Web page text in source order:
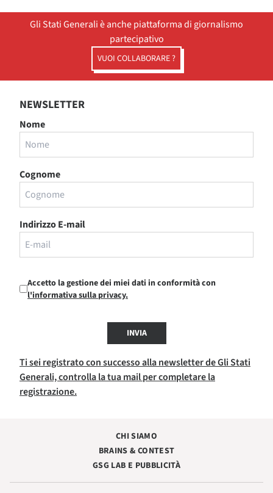
Gli Stati Generali è anche piattaforma di giornalismo
partecipativo
VUOI COLLABORARE ?
NEWSLETTER
Nome
Cognome
Indirizzo E-mail
Accetto la gestione dei miei dati in conformità con
l'informativa sulla privacy.
INVIA
Ti sei registrato con successo alla newsletter de Gli Stati
Generali, controlla la tua mail per completare la
registrazione.
CHI SIAMO
BRAINS & CONTEST
GSG LAB E PUBBLICITÀ